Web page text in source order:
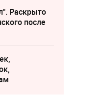
Раскрыто
после